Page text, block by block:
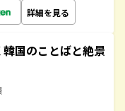
詳細を見る
国のことばと絶景